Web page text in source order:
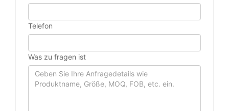
Telefon
Was zu fragen ist